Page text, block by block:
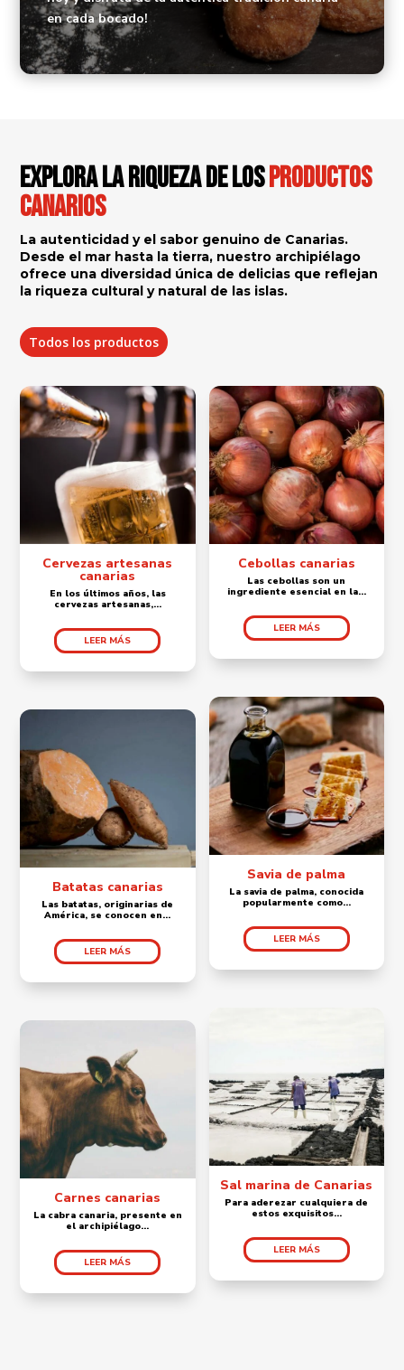
en cada bocado!
Explora la riqueza de losproductos
canarios
La autenticidad y el sabor genuino de Canarias.
Desde el mar hasta la tierra, nuestro archipiélago
ofrece una diversidad única de delicias que reflejan
la riqueza cultural y natural de las islas.
Todos los productos
Cervezas artesanas
canarias
En los últimos años, las
cervezas artesanas,...
LEER MÁS
Batatas canarias
Las batatas, originarias de
América, se conocen en...
LEER MÁS
Carnes canarias
La cabra canaria, presente en
el archipiélago...
LEER MÁS
Cebollas canarias
Las cebollas son un
ingrediente esencial en la...
LEER MÁS
Savia de palma
La savia de palma, conocida
popularmente como...
LEER MÁS
Sal marina de Canarias
Para aderezar cualquiera de
estos exquisitos...
LEER MÁS